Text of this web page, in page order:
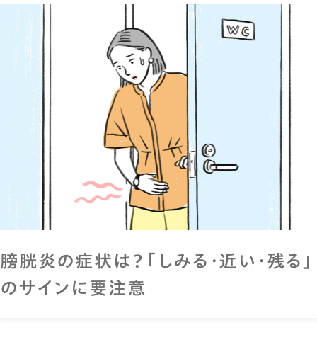
膀胱炎の症状は？「しみる・近い・残る」
のサインに要注意